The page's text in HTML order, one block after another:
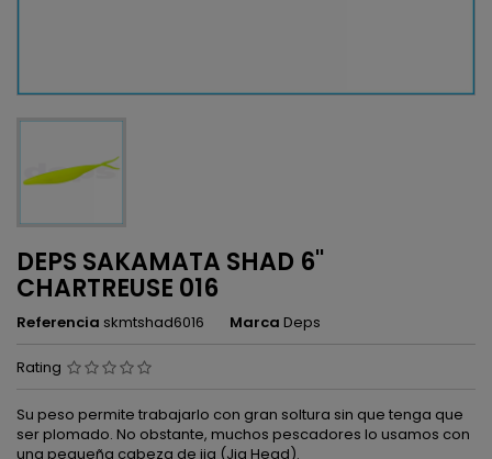
DEPS SAKAMATA SHAD 6''
CHARTREUSE 016
Referencia skmtshad6016 Marca Deps
Rating
Su peso permite trabajarlo con gran soltura sin que tenga que
ser plomado. No obstante, muchos pescadores lo usamos con
una pequeña cabeza de jig (Jig Head).